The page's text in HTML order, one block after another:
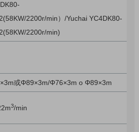
2200r/min）/Yuchai YC4DK80-
2200r/min)
或Φ89×3m/Φ76×3m o Φ89×3m
3/min